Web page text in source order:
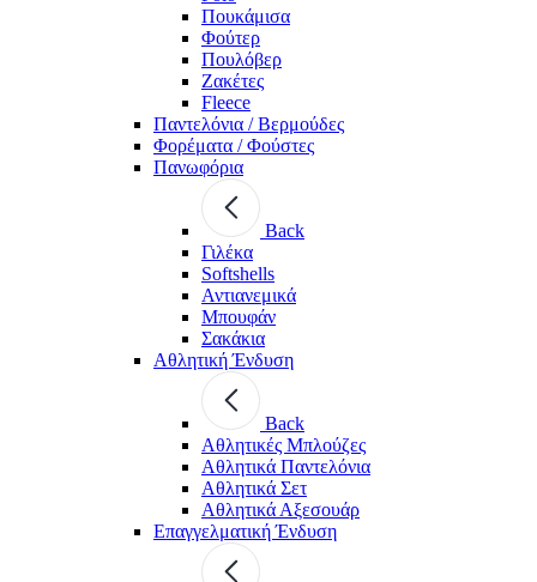
Πουκάμισα
Φούτερ
Πουλόβερ
Ζακέτες
Fleece
Παντελόνια / Βερμούδες
Φορέματα / Φούστες
Πανωφόρια
Back
Γιλέκα
Softshells
Αντιανεμικά
Μπουφάν
Σακάκια
Αθλητική Ένδυση
Back
Aθλητικές Μπλούζες
Αθλητικά Παντελόνια
Αθλητικά Σετ
Αθλητικά Αξεσουάρ
Επαγγελματική Ένδυση